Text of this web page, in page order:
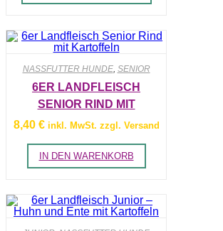
weist
Varianten
auf.
gewählt
werden
NASSFUTTER HUNDE, SENIOR
6ER LANDFLEISCH
SENIOR RIND MIT
KARTOFFELN
8,40 € inkl. MwSt. zzgl. Versand
IN DEN WARENKORB